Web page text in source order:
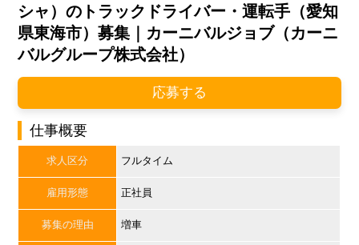
シャ）のトラックドライバー・運転手（愛知
県東海市）募集｜カーニバルジョブ（カーニ
バルグループ株式会社）
応募する
仕事概要
求人区分 フルタイム
雇用形態 正社員
募集の理由 増車